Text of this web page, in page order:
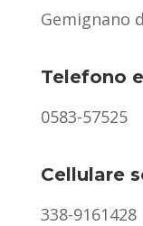
Gemignano
Telefono
0583-57525
Cellulare
338-9161428